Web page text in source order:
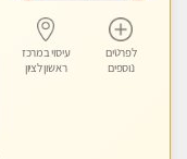
לפרטים
נוספים
עיסוי במרכז
ראשון לציון